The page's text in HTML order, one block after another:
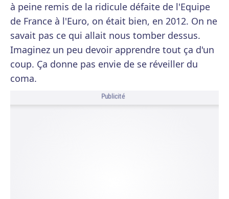
à peine remis de la ridicule défaite de l'Equipe
de France à l'Euro, on était bien, en 2012. On ne
savait pas ce qui allait nous tomber dessus.
Imaginez un peu devoir apprendre tout ça d'un
coup. Ça donne pas envie de se réveiller du
coma.
Publicité